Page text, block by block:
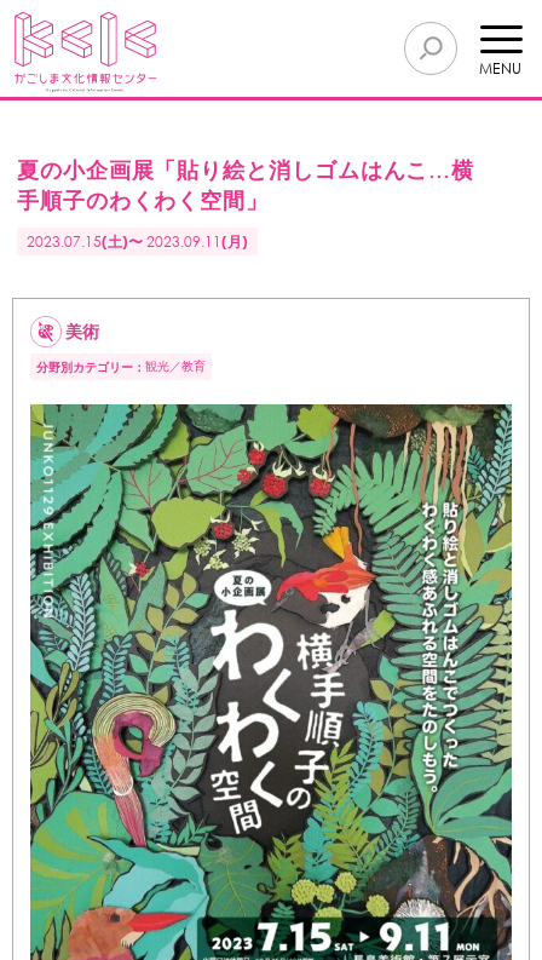
MENU
夏の小企画展「貼り絵と消しゴムはんこ…横
手順子のわくわく空間」
2023.07.15(土)〜2023.09.11(月)
美術
分野別カテゴリー： 観光 教育